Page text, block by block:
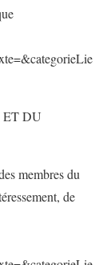
DU
membres du
de